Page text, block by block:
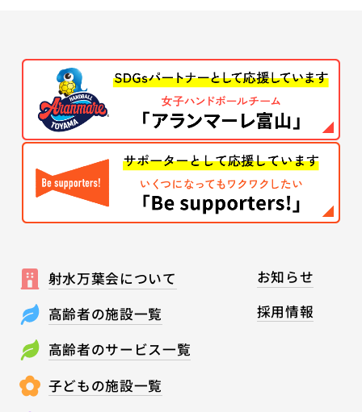
射水万葉会について
高齢者の施設一覧
高齢者のサービス一覧
子どもの施設一覧
お知らせ
採用情報